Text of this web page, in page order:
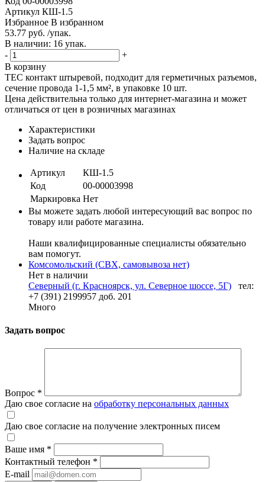
Артикул КШ-1.5
Избранное В избранном
53.77 руб. /упак.
В наличии: 16 упак.
-
+
В корзину
TEC контакт штыревой, подходит для герметичных разъемов,
сечение провода 1-1,5 мм², в упаковке 10 шт.
Цена действительна только для интернет-магазина и может
отличаться от цен в розничных магазинах
Характеристики
Задать вопрос
Наличие на складе
Артикул
КШ-1.5
Код
00-00003998
Маркировка Нет
Вы можете задать любой интересующий вас вопрос по
товару или работе магазина.
Наши квалифицированные специалисты обязательно
вам помогут.
Комсомольский (СВХ, самовывоза нет)
Нет в наличии
Северный (г. Красноярск, ул. Северное шоссе, 5Г)
тел:
+7 (391) 2199957 доб. 201
Много
Задать вопрос
Вопрос *
Даю свое согласие на обработку персональных данных
Даю свое согласие на получение электронных писем
Ваше имя *
Контактный телефон *
E-mail